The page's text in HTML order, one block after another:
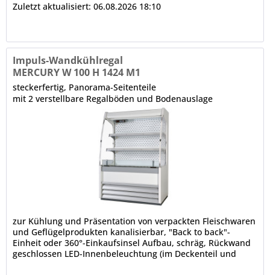
Zuletzt aktualisiert: 06.08.2026 18:10
Impuls-Wandkühlregal
MERCURY W 100 H 1424 M1
steckerfertig, Panorama-Seitenteile
mit 2 verstellbare Regalböden und Bodenauslage
zur Kühlung und Präsentation von verpackten Fleischwaren
und Geflügelprodukten kanalisierbar, "Back to back"-
Einheit oder 360°-Einkaufsinsel Aufbau, schräg, Rückwand
geschlossen LED-Innenbeleuchtung (im Deckenteil und